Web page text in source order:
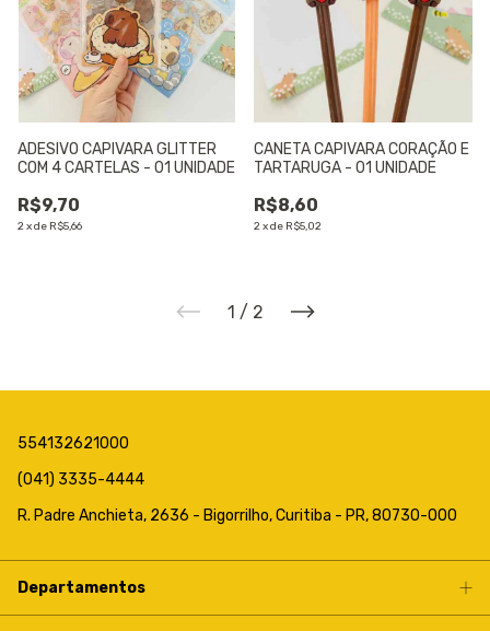
ADESIVO CAPIVARA GLITTER
COM 4 CARTELAS - 01 UNIDADE
R$9,70
2xde R$5,66
CANETA CAPIVARA CORAÇÃO E
TARTARUGA - 01 UNIDADE
R$8,60
2xde R$5,02
1 / 2
554132621000
(041) 3335-4444
R. Padre Anchieta, 2636 - Bigorrilho, Curitiba - PR, 80730-000
Departamentos